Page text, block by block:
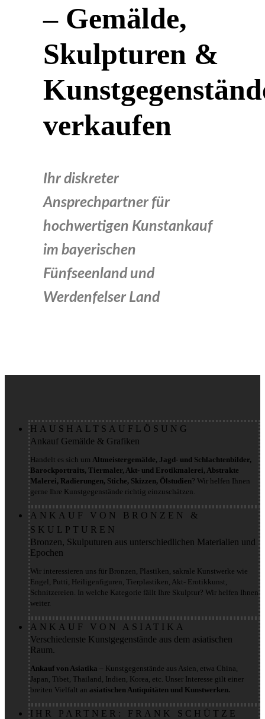
– Gemälde,
Skulpturen &
verkaufen
Ihr diskreter
Ansprechpartner für
hochwertigen Kunstankauf
im bayerischen
Fünfseenland und
Werdenfelser Land
HAUSHALTSAUFLÖSUNG
Ankauf Gemälde & Grafiken
Handelt es sich um Altmeistergemälde, Jagd- und Schlachtenbilder,
Barockportraits, Tiermaler, Akt- und Erotikmalerei, Abstrakte
Malerei, Radierungen, Stiche, Skizzen, Ölstudien? Wir helfen Ihnen
gerne Ihre Kunstgegenstände richtig einzuschätzen.
ANKAUF VON BRONZEN &
SKULPTUREN
Bronzen, Skulputuren aus unterschiedlichen Materialien und
Epochen
Wir interessieren uns für Bronzen, Plastiken, sakrale Kunstwerke wie
Engel, Putti, Heiligenfiguren, Tierplastiken, Akt- Erotikkunst,
Schnitzereien. In welche Kategorie fällt Ihre Skulptur? Wir helfen Ihnen
weiter.
ANKAUF VON ASIATIKA
Verschiedenste Kunstgegenstände aus dem asiatischen
Raum.
Ankauf von Asiatika – Kunstgegenstände aus Asien, etwa China,
Japan, Tibet, Thailand, Indien, Korea, etc. Unser Interesse gilt einer
breiten Vielfalt an asiatischen Antiquitäten und Kunstwerken.
IHR PARTNER: FRANK SCHÜTZE